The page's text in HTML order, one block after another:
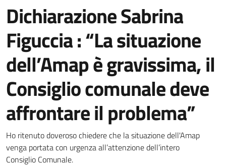
Dichiarazione Sabrina
Figuccia : “La situazione
dell’Amap è gravissima, il
Consiglio comunale deve
affrontare il problema”
Dettagli della notizia
Ho ritenuto doveroso chiedere che la situazione dell'Amap
venga portata con urgenza all’attenzione dell’intero
Consiglio Comunale.